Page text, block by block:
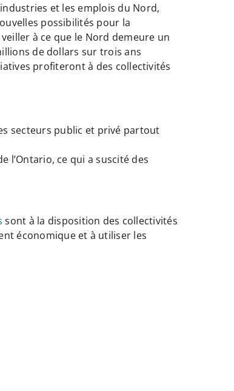
et les emplois du Nord,
possibilités pour la
à ce que le Nord demeure un
de dollars sur trois ans
profiteront à des collectivités
secteurs public et privé partout
l’Ontario, ce qui a suscité des
sont à la disposition des collectivités
économique et à utiliser les